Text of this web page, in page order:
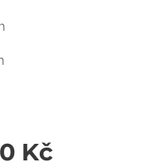
Kč